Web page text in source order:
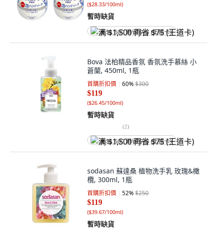
($28.33/100ml)
暫時缺貨
满 $1,500 再省 $75 (王道卡)
Bova 法柏精品香氛 香氛洗手慕絲 小
蒼蘭, 450ml, 1瓶
首購折扣價 60%$300
$119
($26.45/100ml)
暫時缺貨
(2)
满 $1,500 再省 $75 (王道卡)
sodasan 蘇達桑 植物洗手乳 玫瑰&橄
欖, 300ml, 1瓶
首購折扣價 52%$250
$119
($39.67/100ml)
暫時缺貨